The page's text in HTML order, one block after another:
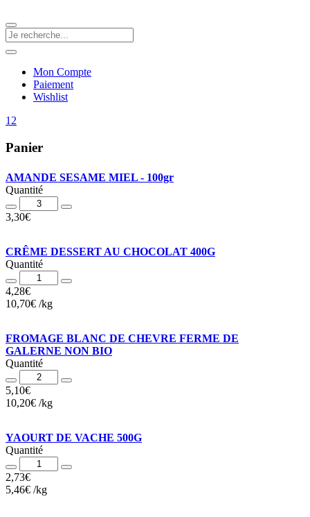
Mon Compte
Paiement
Wishlist
12
Panier
AMANDE SESAME MIEL - 100gr
QuantitéQuantité
3,30€
CRÊME DESSERT AU CHOCOLAT 400G
QuantitéQuantité
4,28€
10,70€ /kg
FROMAGE BLANC DE CHEVRE FERME DE
GALERNE NON BIO
QuantitéQuantité
5,10€
10,20€ /kg
YAOURT DE VACHE 500G
QuantitéQuantité
2,73€
5,46€ /kg